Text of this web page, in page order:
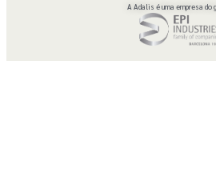
A Adalis é uma empresa do